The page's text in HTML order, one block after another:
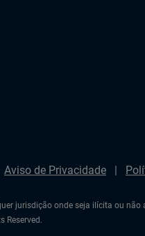
Aviso de Privacidade
jurisdição onde seja ilícita ou
Reserved.